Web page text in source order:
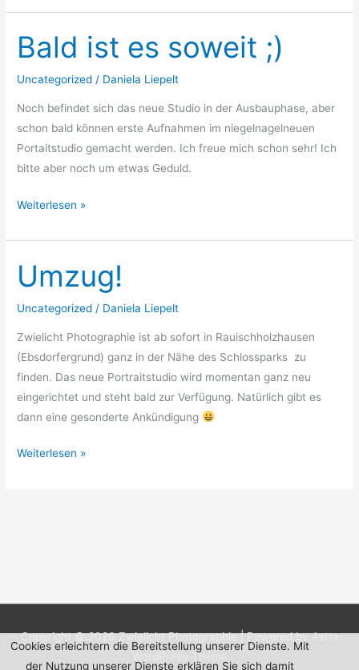
Bald ist es soweit ;)
Uncategorized / Daniela Liepelt
Noch befindet sich das neue Studio in der Ausbauphase, aber
schon bald können erste Aufnahmen im niegelnagelneuen
Portaitstudio gemacht werden. Ich freue mich schon sehr! Ich
bitte aber noch um etwas Geduld.
Bald
ist
es
Weiterlesen »
Umzug!
Uncategorized / Daniela Liepelt
Zwielicht Photographie ist ab sofort in Rauischholzhausen
(Ebsdorfergrund) ganz in der Nähe des Schlossparks zu
finden. Das neue Portraitstudio wird momentan ganz neu
eingerichtet und steht bald zur Verfügung. Natürlich gibt es
dann eine gesonderte Ankündigung
Umzug!
Weiterlesen »
Copyright © 2026Zwielicht Photographie| Powered byAstra
WordPress-Theme
Cookies erleichtern die Bereitstellung unserer Dienste. Mit
der Nutzung unserer Dienste erklären Sie sich damit